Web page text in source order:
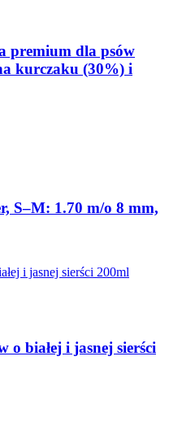
premium dla psów
kurczaku (30%) i
S–M: 1.70 m/o 8 mm,
o białej i jasnej sierści